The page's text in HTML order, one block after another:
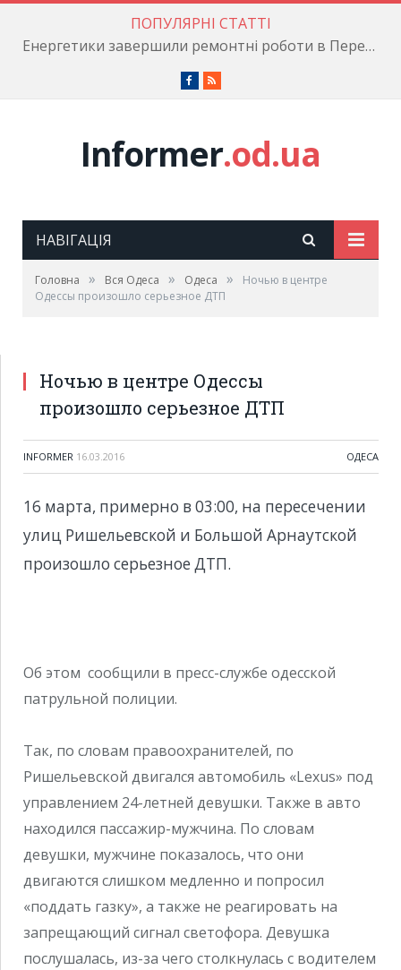
ПОПУЛЯРНІ СТАТТІ
Енергетики завершили ремонтні роботи в Пересипському районі
Facebook
RSS
Informer.od.ua
НАВІГАЦІЯ
Головна » Вся Одеса » Одеса »
Ночью в центре
Одессы произошло серьезное ДТП
Ночью в центре Одессы
произошло серьезное ДТП
INFORMER 16.03.2016 ОДЕСА
16 марта, примерно в 03:00, на пересечении
улиц Ришельевской и Большой Арнаутской
произошло серьезное ДТП.
Об этом сообщили в пресс-службе одесской
патрульной полиции.
Так, по словам правоохранителей, по
Ришельевской двигался автомобиль «Lexus» под
управлением 24-летней девушки. Также в авто
находился пассажир-мужчина. По словам
девушки, мужчине показалось, что они
двигаются слишком медленно и попросил
«поддать газку», а также не реагировать на
запрещающий сигнал светофора. Девушка
послушалась, из-за чего столкнулась с водителем